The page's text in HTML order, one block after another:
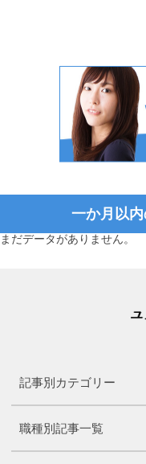
一か月以
まだデータがありません。
記事別カテゴリー
職種別記事一覧